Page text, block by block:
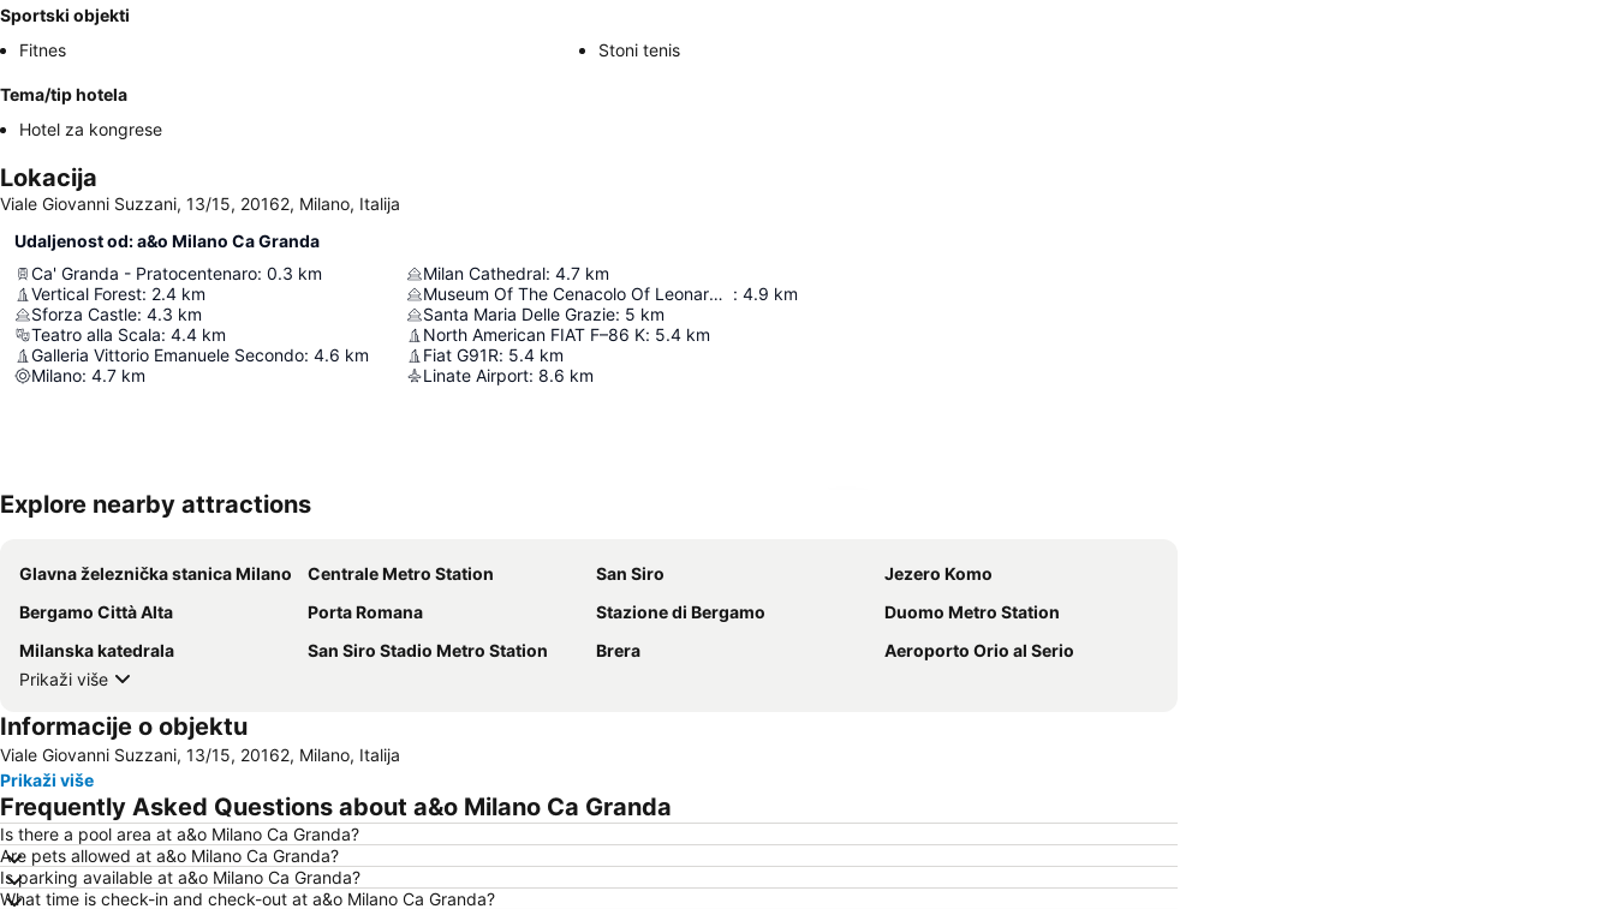
Sportski objekti
Fitnes
Stoni tenis
Tema/tip hotela
Hotel za kongrese
Lokacija
Viale Giovanni Suzzani, 13/15, 20162, Milano, Italija
Udaljenost od: a&o Milano Ca Granda
Ca' Granda - Pratocentenaro: 0.3 km
Vertical Forest: 2.4 km
Sforza Castle: 4.3 km
Teatro alla Scala: 4.4 km
Galleria Vittorio Emanuele Secondo: 4.6 km
Milano: 4.7 km
Milan Cathedral: 4.7 km
Museum Of The Cenacolo Of Leonardo Da Vinci : 4.9 km
Santa Maria Delle Grazie: 5 km
North American FIAT F–86 K: 5.4 km
Fiat G91R: 5.4 km
Linate Airport: 8.6 km
Explore nearby attractions
Glavna železnička stanica Milano Centrale Metro Station San Siro
Jezero Komo
Bergamo Città Alta
Porta Romana Stazione di Bergamo
Duomo Metro Station
Milanska katedrala
San Siro Stadio Metro Station Brera
Aeroporto Orio al Serio
Prikaži više
Informacije o objektu
Viale Giovanni Suzzani, 13/15, 20162, Milano, Italija
Prikaži više
Frequently Asked Questions about a&o Milano Ca Granda
Is there a pool area at a&o Milano Ca Granda?
Are pets allowed at a&o Milano Ca Granda?
Is parking available at a&o Milano Ca Granda?
What time is check-in and check-out at a&o Milano Ca Granda?